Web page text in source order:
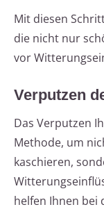
Mit diesen
die nicht nur
vor
Verputzen
Das Verputzen
Methode, um
kaschieren,
helfen Ihnen bei